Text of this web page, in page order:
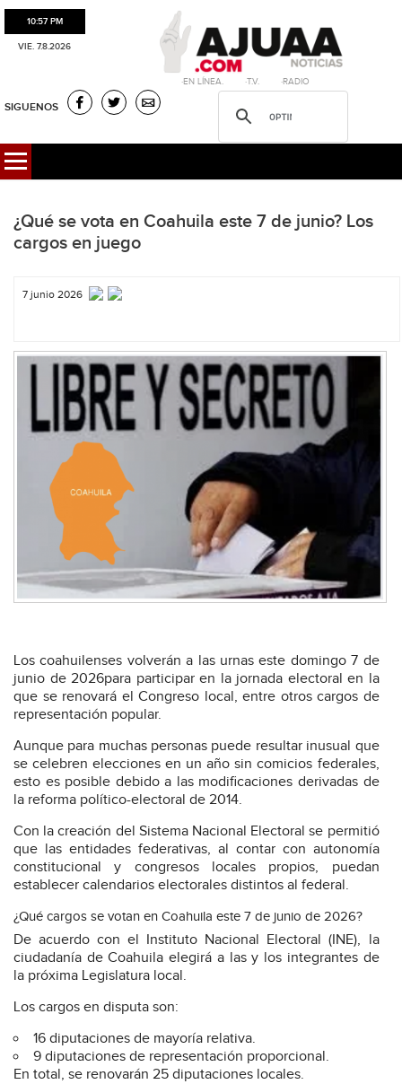
10:57 PM
VIE. 7.8.2026
·EN LÍNEA. ·T.V. ·RADIO
SIGUENOS
¿Qué se vota en Coahuila este 7 de junio? Los
cargos en juego
7 junio 2026
Los coahuilenses volverán a las urnas este domingo 7 de
junio de 2026para participar en la jornada electoral en la
que se renovará el Congreso local, entre otros cargos de
representación popular.
Aunque para muchas personas puede resultar inusual que
se celebren elecciones en un año sin comicios federales,
esto es posible debido a las modificaciones derivadas de
la reforma político-electoral de 2014.
Con la creación del Sistema Nacional Electoral se permitió
que las entidades federativas, al contar con autonomía
constitucional y congresos locales propios, puedan
establecer calendarios electorales distintos al federal.
¿Qué cargos se votan en Coahuila este 7 de junio de 2026?
De acuerdo con el Instituto Nacional Electoral (INE), la
ciudadanía de Coahuila elegirá a las y los integrantes de
la próxima Legislatura local.
Los cargos en disputa son:
16 diputaciones de mayoría relativa.
9 diputaciones de representación proporcional.
En total, se renovarán 25 diputaciones locales.